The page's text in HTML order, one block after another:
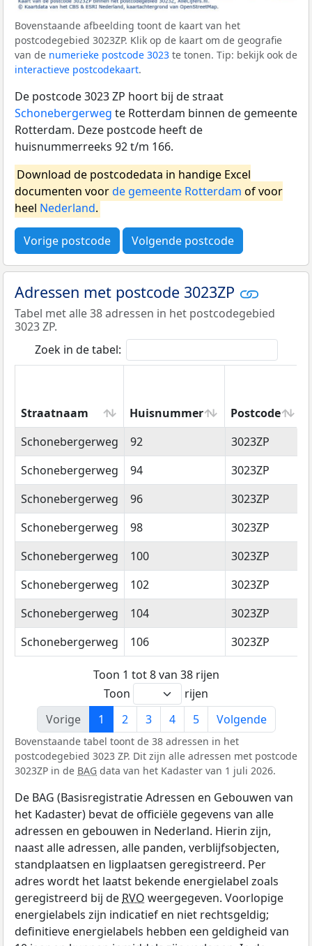
Bovenstaande afbeelding toont de kaart van het
postcodegebied 3023ZP. Klik op de kaart om de geografie
van de numerieke postcode 3023 te tonen. Tip: bekijk ook de
interactieve postcodekaart.
De postcode 3023 ZP hoort bij de straat
Schonebergerweg te Rotterdam binnen de gemeente
Rotterdam. Deze postcode heeft de
huisnummerreeks 92 t/m 166.
Download de postcodedata in handige Excel
documenten voorde gemeente Rotterdam of voor
heel Nederland.
Vorige postcode Volgende postcode
Adressen met postcode 3023ZP
Tabel met alle 38 adressen in het postcodegebied
3023 ZP.
Zoek in de tabel:
Straatnaam Huisnummer Postcode
Straatnaam
Huisnummer Postcode
Schonebergerweg 92 3023ZP
Schonebergerweg
94 3023ZP
Schonebergerweg
96 3023ZP
Schonebergerweg
98 3023ZP
Schonebergerweg
100 3023ZP
Schonebergerweg
102 3023ZP
Schonebergerweg
104 3023ZP
Schonebergerweg
106 3023ZP
Toon 1 tot 8 van 38 rijen
Toon
rijen
Vorige
1 2 3 4 5 Volgende
Bovenstaande tabel toont de 38 adressen in het
postcodegebied 3023 ZP. Dit zijn alle adressen met postcode
3023ZP in de BAG data van het Kadaster van 1 juli 2026.
De BAG (Basisregistratie Adressen en Gebouwen van
het Kadaster) bevat de officiële gegevens van alle
adressen en gebouwen in Nederland. Hierin zijn,
naast alle adressen, alle panden, verblijfsobjecten,
standplaatsen en ligplaatsen geregistreerd. Per
adres wordt het laatst bekende energielabel zoals
geregistreerd bij de RVO weergegeven. Voorlopige
energielabels zijn indicatief en niet rechtsgeldig;
definitieve energielabels hebben een geldigheid van